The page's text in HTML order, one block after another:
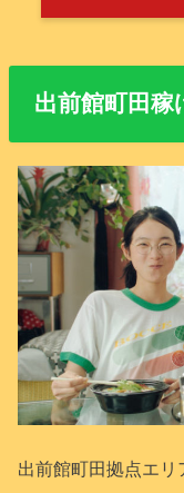
出前館町田稼
出前館町田拠点エリ